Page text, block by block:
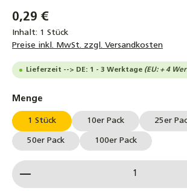
0,29 €
Inhalt: 1 Stück
Preise inkl. MwSt. zzgl. Versandkosten
Lieferzeit --> DE: 1 - 3 Werktage (EU: + 4
Menge
1 Stück 10er Pack 25er
50er Pack 100er Pack
Produkt Anzahl: Gib den